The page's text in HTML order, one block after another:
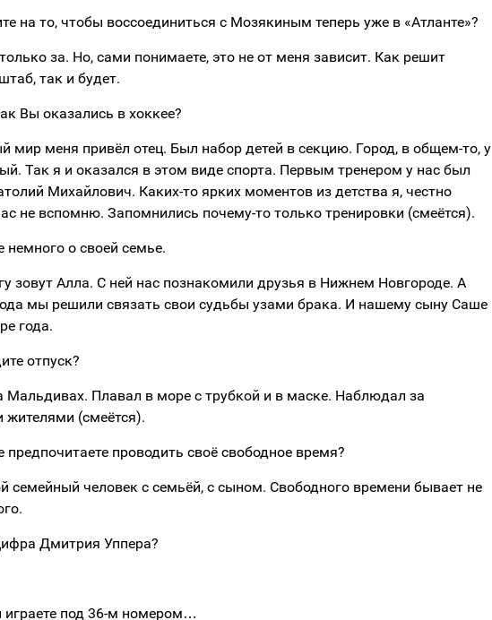
на то, чтобы воссоединиться с Мозякиным теперь уже в «Атланте»?
за. Но, сами понимаете, это не от меня зависит. Как решит
так и будет.
Вы оказались в хоккее?
мир меня привёл отец. Был набор детей в секцию. Город, в общем-то, у
Так я и оказался в этом виде спорта. Первым тренером у нас был
Михайлович. Каких-то ярких моментов из детства я, честно
не вспомню. Запомнились почему-то только тренировки (смеётся).
немного о своей семье.
зовут Алла. С ней нас познакомили друзья в Нижнем Новгороде. А
мы решили связать свои судьбы узами брака. И нашему сыну Саше
года.
отпуск?
Мальдивах. Плавал в море с трубкой и в маске. Наблюдал за
(смеётся).
предпочитаете проводить своё свободное время?
семейный человек с семьёй, с сыном. Свободного времени бывает не
Дмитрия Уппера?
играете под 36-м номером…